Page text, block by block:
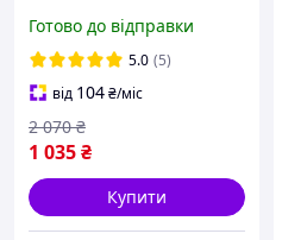
чорного кольору матовий
кран для кухонної мийки
Готово до відправки
5.0 (5)
від 104₴/міс
1 035₴
2 070 ₴
Купити